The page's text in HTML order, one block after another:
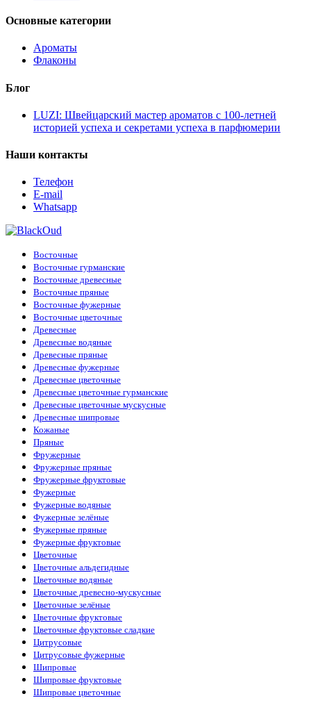
Основные категории
Ароматы
Флаконы
Блог
LUZI: Швейцарский мастер ароматов с 100-летней
историей успеха и секретами успеха в парфюмерии
Наши контакты
Телефон
E-mail
Whatsapp
Восточные
Восточные гурманские
Восточные древесные
Восточные пряные
Восточные фужерные
Восточные цветочные
Древесные
Древесные водяные
Древесные пряные
Древесные фужерные
Древесные цветочные
Древесные цветочные гурманские
Древесные цветочные мускусные
Древесные шипровые
Кожаные
Пряные
Фружерные
Фружерные пряные
Фружерные фруктовые
Фужерные
Фужерные водяные
Фужерные зелёные
Фужерные пряные
Фужерные фруктовые
Цветочные
Цветочные альдегидные
Цветочные водяные
Цветочные древесно-мускусные
Цветочные зелёные
Цветочные фруктовые
Цветочные фруктовые сладкие
Цитрусовые
Цитрусовые фужерные
Шипровые
Шипровые фруктовые
Шипровые цветочные